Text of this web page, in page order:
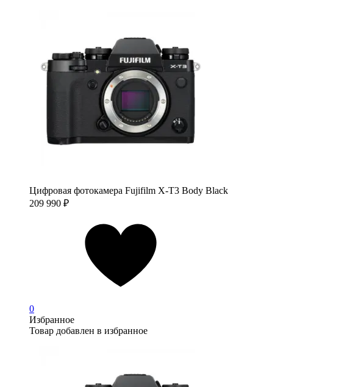
Цифровая фотокамера Fujifilm X-T3 Body Black
209 990 ₽
0
Избранное
Товар добавлен в избранное